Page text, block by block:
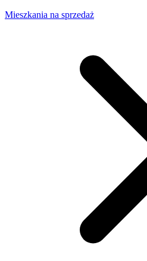
Mieszkania na sprzedaż